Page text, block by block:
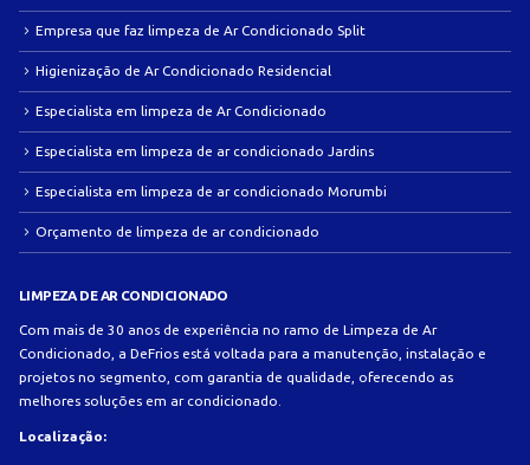
Empresa que faz limpeza de Ar Condicionado Split
Higienização de Ar Condicionado Residencial
Especialista em limpeza de Ar Condicionado
Especialista em limpeza de ar condicionado Jardins
Especialista em limpeza de ar condicionado Morumbi
Orçamento de limpeza de ar condicionado
LIMPEZA DE AR CONDICIONADO
Com mais de 30 anos de experiência no ramo de Limpeza de Ar
Condicionado, a DeFrios está voltada para a manutenção, instalação e
projetos no segmento, com garantia de qualidade, oferecendo as
melhores soluções em ar condicionado.
Localização: